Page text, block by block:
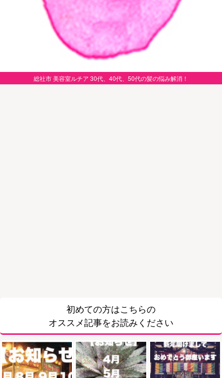
総社市 美容室ルチア 30代、40代、50代の髪の悩み解消！
初めての方はこちらの
オススメ記事をお読みください